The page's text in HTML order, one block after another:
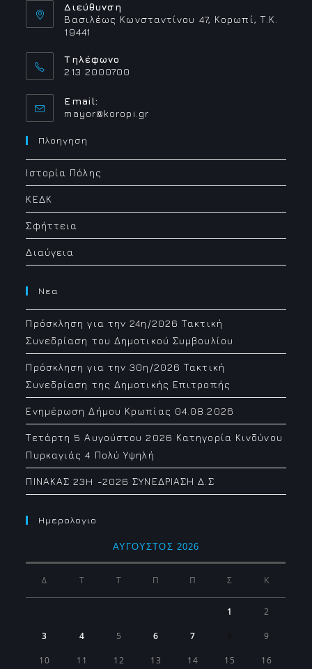
Διεύθυνση
Βασιλέως Κωνσταντίνου 47, Κορωπί, Τ.Κ.
19441
Τηλέφωνο
213 2000700
Email:
mayor@koropi.grOpens
Πλοηγηση
Ιστορία Πόλης
ΚΕΔΚ
Σφήττεια
Διαύγεια
Νεα
Πρόσκληση για την 24η/2026 Τακτική
Συνεδρίαση του Δημοτικού Συμβουλίου
Πρόσκληση για την 30η/2026 Τακτική
Συνεδρίαση της Δημοτικής Επιτροπής
Ενημέρωση Δήμου Κρωπίας 04.08.2026
Τετάρτη 5 Αυγούστου 2026 Κατηγορία Κινδύνου
Πυρκαγιάς 4 Πολύ Υψηλή
ΠΙΝΑΚΑΣ 23H -2026 ΣΥΝΕΔΡΙΑΣΗ Δ.Σ
Ημερολογιο
ΑΎΓΟΥΣΤΟΣ 2026
Δ Τ Τ Π Π Σ Κ
1 2
3 4 5 6 7 9
10 11 12 13 14 15 16